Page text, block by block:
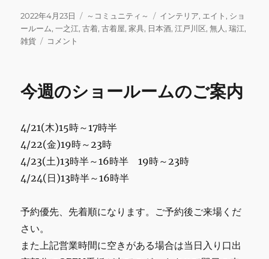
c
e
o
it
te
ai
l
e m
bl
ai
l
投
稿
日:
2022年4月23日
カ
テ
～コミュニティ～
タ
グ
インテリア, エイト , ショ
ールーム,一之江,古着,古着屋,家具, 日本酒,江戸川区,無人 ,瑞江,
雑貨
本
か
ョ
ー
ー
ム
場
能
コメント
今週のショールームのご案内
4/21(木)15時～17時半
4/22(金)19時～23時
4/23(土)13時半～16時半 19時～23時
4/24(日)13時半～16時半
予約優先、先着順になります。ご予約後ご来場くだ
さい。
また上記営業時間に空きがある場合は当日入り口出